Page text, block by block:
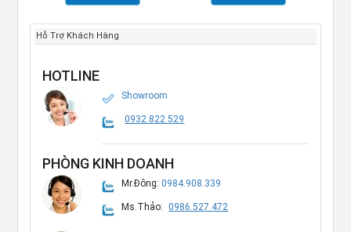
Hỗ Trợ Khách Hàng
HOTLINE
Showroom
0932.822.529
PHÒNG KINH DOANH
Mr.Đông:0984.908.339
Ms.Thảo: 0986.527.472